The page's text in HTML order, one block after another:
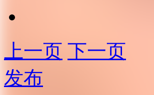
上一页 下一页
发布